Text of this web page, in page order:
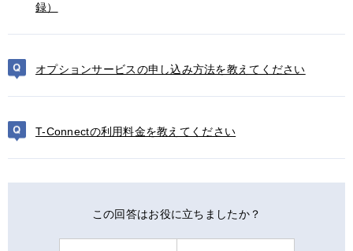
録）
オプションサービスの申し込み方法を教えてください
T-Connectの利用料金を教えてください
この回答はお役に立ちましたか？